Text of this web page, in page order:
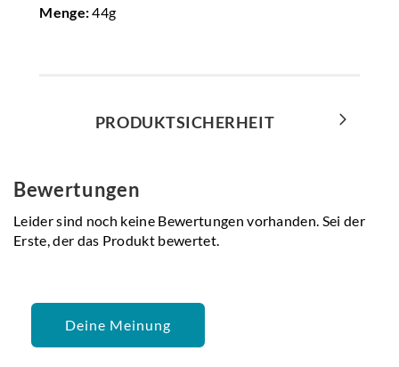
Menge:44g
PRODUKTSICHERHEIT
Bewertungen
Leider sind noch keine Bewertungen vorhanden. Sei der
Erste, der das Produkt bewertet.
Deine Meinung